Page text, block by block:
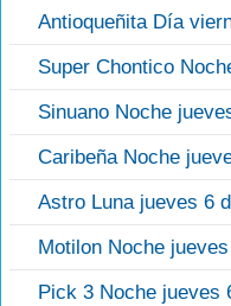
Antioqueñita Día
Super Chontico
Sinuano Noche
Caribeña Noche
Astro Luna jueves 6
Motilon Noche
Pick 3 Noche jueves